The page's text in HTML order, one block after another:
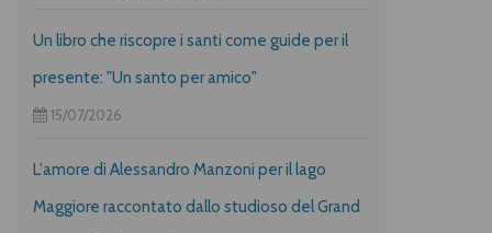
Un libro che riscopre i santi come guide per il
presente: "Un santo per amico"
15/07/2026
L'amore di Alessandro Manzoni per il lago
Maggiore raccontato dallo studioso del Grand